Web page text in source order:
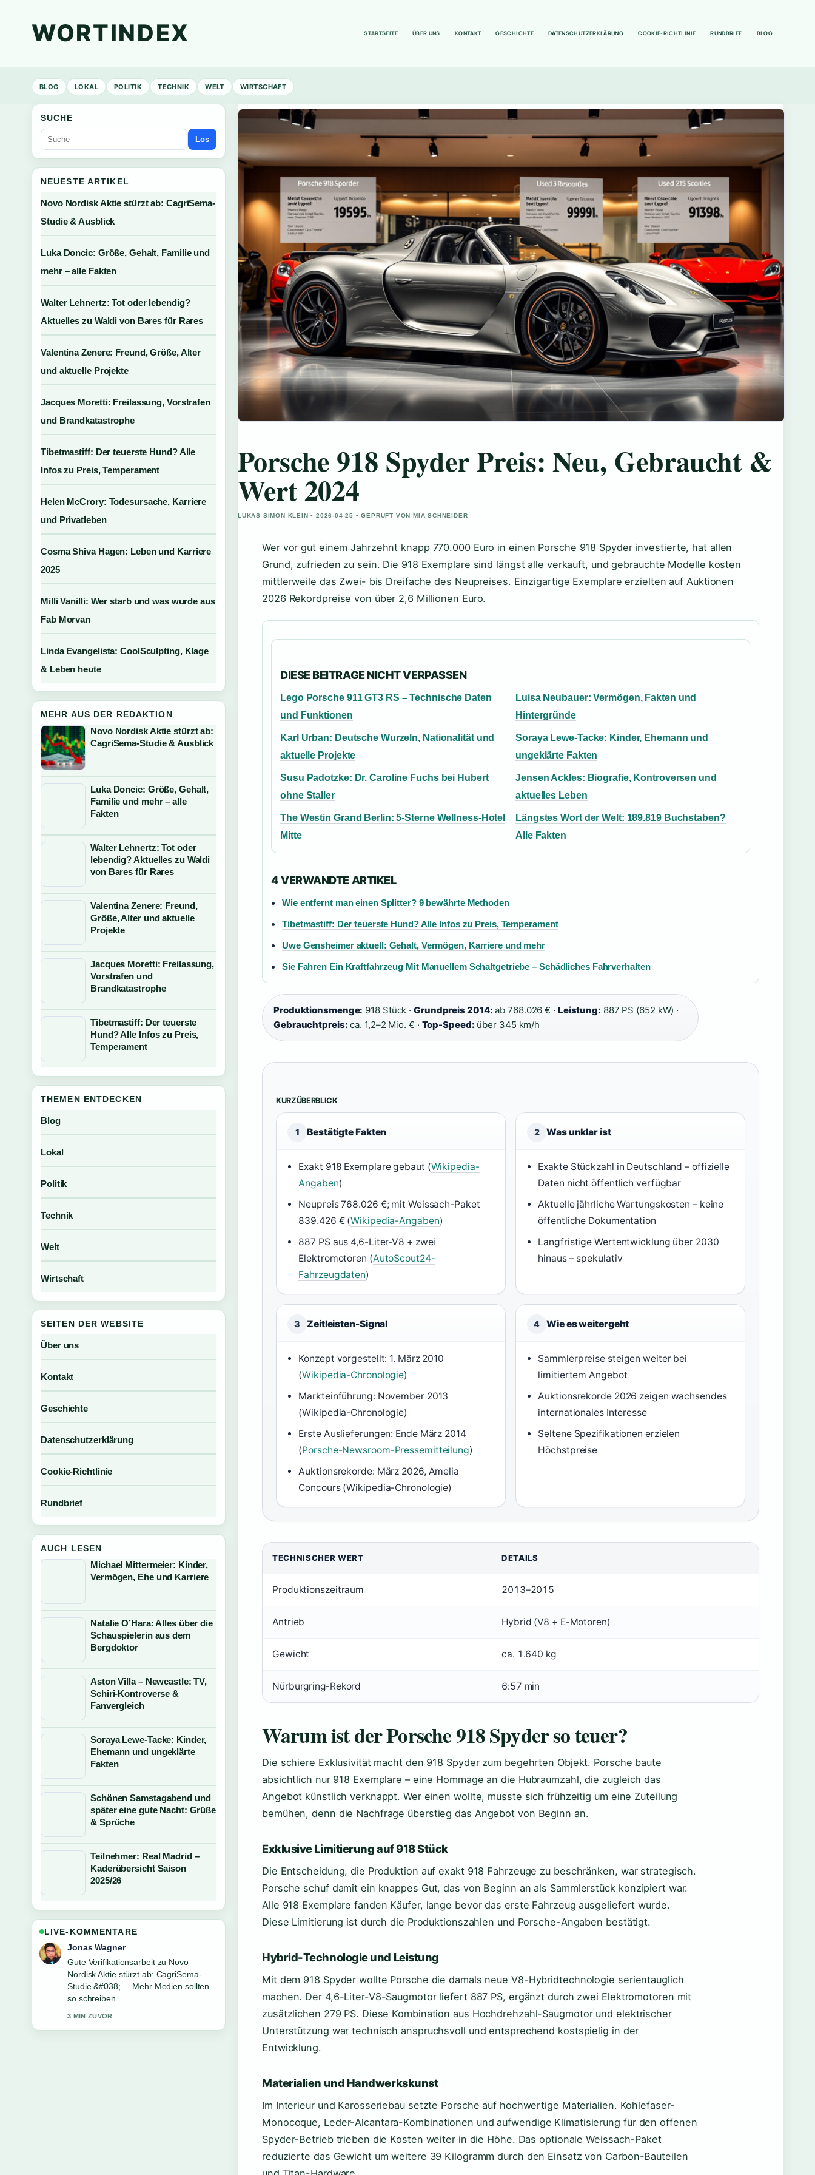
WORTINDEX STARTSEITE ÜBER UNS KONTAKT GESCHICHTE DATENSCHUTZERKLÄRUNG COOKIE-RICHTLINIE RUNDBRIEF BLOG
BLOG LOKAL POLITIK TECHNIK WELT WIRTSCHAFT
Porsche 918 Spyder Preis: Neu, Gebraucht &
Wert 2024
LUKAS SIMON KLEIN • 2026-04-25 • GEPRUFT VON MIA SCHNEIDER
Wer vor gut einem Jahrzehnt knapp 770.000 Euro in einen Porsche 918 Spyder investierte, hat allen
Grund, zufrieden zu sein. Die 918 Exemplare sind längst alle verkauft, und gebrauchte Modelle kosten
mittlerweile das Zwei- bis Dreifache des Neupreises. Einzigartige Exemplare erzielten auf Auktionen
2026 Rekordpreise von über 2,6 Millionen Euro.
DIESE BEITRAGE NICHT VERPASSEN
Lego Porsche 911 GT3 RS – Technische Daten
und Funktionen
Luisa Neubauer: Vermögen, Fakten und
Hintergründe
Karl Urban: Deutsche Wurzeln, Nationalität und
aktuelle Projekte
Soraya Lewe-Tacke: Kinder, Ehemann und
ungeklärte Fakten
Susu Padotzke: Dr. Caroline Fuchs bei Hubert
ohne Staller
Jensen Ackles: Biografie, Kontroversen und
aktuelles Leben
The Westin Grand Berlin: 5-Sterne Wellness-Hotel
Mitte
Längstes Wort der Welt: 189.819 Buchstaben?
Alle Fakten
4 VERWANDTE ARTIKEL
Wie entfernt man einen Splitter? 9 bewährte Methoden
Tibetmastiff: Der teuerste Hund? Alle Infos zu Preis, Temperament
Uwe Gensheimer aktuell: Gehalt, Vermögen, Karriere und mehr
Sie Fahren Ein Kraftfahrzeug Mit Manuellem Schaltgetriebe – Schädliches Fahrverhalten
Produktionsmenge: 918 Stück ·Grundpreis 2014: ab 768.026 € · Leistung: 887 PS (652 kW) ·
Gebrauchtpreis: ca. 1,2–2 Mio. € · Top-Speed: über 345 km/h
KURZÜBERBLICK
1 Bestätigte Fakten
Exakt 918 Exemplare gebaut (Wikipedia-
Angaben)
Neupreis 768.026 €; mit Weissach-Paket
839.426 € (Wikipedia-Angaben)
887 PS aus 4,6-Liter-V8 + zwei
Elektromotoren (AutoScout24-
Fahrzeugdaten)
2 Was unklar ist
Exakte Stückzahl in Deutschland – offizielle
Daten nicht öffentlich verfügbar
Aktuelle jährliche Wartungskosten – keine
öffentliche Dokumentation
Langfristige Wertentwicklung über 2030
hinaus – spekulativ
3 Zeitleisten-Signal
Konzept vorgestellt: 1. März 2010
(Wikipedia-Chronologie)
Markteinführung: November 2013
(Wikipedia-Chronologie)
Erste Auslieferungen: Ende März 2014
(Porsche-Newsroom-Pressemitteilung)
Auktionsrekorde: März 2026, Amelia
Concours (Wikipedia-Chronologie)
4 Wie es weitergeht
Sammlerpreise steigen weiter bei
limitiertem Angebot
Auktionsrekorde 2026 zeigen wachsendes
internationales Interesse
Seltene Spezifikationen erzielen
Höchstpreise
TECHNISCHER WERT DETAILS
Produktionszeitraum 2013–2015
Antrieb Hybrid (V8 + E-Motoren)
Gewicht ca. 1.640 kg
Nürburgring-Rekord 6:57 min
Warum ist der Porsche 918 Spyder so teuer?
Die schiere Exklusivität macht den 918 Spyder zum begehrten Objekt. Porsche baute
absichtlich nur 918 Exemplare – eine Hommage an die Hubraumzahl, die zugleich das
Angebot künstlich verknappt. Wer einen wollte, musste sich frühzeitig um eine Zuteilung
bemühen, denn die Nachfrage überstieg das Angebot von Beginn an.
Exklusive Limitierung auf 918 Stück
Die Entscheidung, die Produktion auf exakt 918 Fahrzeuge zu beschränken, war strategisch.
Porsche schuf damit ein knappes Gut, das von Beginn an als Sammlerstück konzipiert war.
Alle 918 Exemplare fanden Käufer, lange bevor das erste Fahrzeug ausgeliefert wurde.
Diese Limitierung ist durch die Produktionszahlen und Porsche-Angaben bestätigt.
Hybrid-Technologie und Leistung
Mit dem 918 Spyder wollte Porsche die damals neue V8-Hybridtechnologie serientauglich
machen. Der 4,6-Liter-V8-Saugmotor liefert 887 PS, ergänzt durch zwei Elektromotoren mit
zusätzlichen 279 PS. Diese Kombination aus Hochdrehzahl-Saugmotor und elektrischer
Unterstützung war technisch anspruchsvoll und entsprechend kostspielig in der
Entwicklung.
Materialien und Handwerkskunst
Im Interieur und Karosseriebau setzte Porsche auf hochwertige Materialien. Kohlefaser-
Monocoque, Leder-Alcantara-Kombinationen und aufwendige Klimatisierung für den offenen
Spyder-Betrieb trieben die Kosten weiter in die Höhe. Das optionale Weissach-Paket
reduzierte das Gewicht um weitere 39 Kilogramm durch den Einsatz von Carbon-Bauteilen
SUCHE
Los
NEUESTE ARTIKEL
Novo Nordisk Aktie stürzt ab: CagriSema-
Studie & Ausblick
Luka Doncic: Größe, Gehalt, Familie und
mehr – alle Fakten
Walter Lehnertz: Tot oder lebendig?
Aktuelles zu Waldi von Bares für Rares
Valentina Zenere: Freund, Größe, Alter
und aktuelle Projekte
Jacques Moretti: Freilassung, Vorstrafen
und Brandkatastrophe
Tibetmastiff: Der teuerste Hund? Alle
Infos zu Preis, Temperament
Helen McCrory: Todesursache, Karriere
und Privatleben
Cosma Shiva Hagen: Leben und Karriere
2025
Milli Vanilli: Wer starb und was wurde aus
Fab Morvan
Linda Evangelista: CoolSculpting, Klage
& Leben heute
MEHR AUS DER REDAKTION
Novo Nordisk Aktie stürzt ab:
CagriSema-Studie & Ausblick
Luka Doncic: Größe, Gehalt,
Familie und mehr – alle
Fakten
Walter Lehnertz: Tot oder
lebendig? Aktuelles zu Waldi
von Bares für Rares
Valentina Zenere: Freund,
Größe, Alter und aktuelle
Projekte
Jacques Moretti: Freilassung,
Vorstrafen und
Brandkatastrophe
Tibetmastiff: Der teuerste
Hund? Alle Infos zu Preis,
Temperament
THEMEN ENTDECKEN
Blog
Lokal
Politik
Technik
Welt
Wirtschaft
SEITEN DER WEBSITE
Über uns
Kontakt
Geschichte
Datenschutzerklärung
Cookie-Richtlinie
Rundbrief
AUCH LESEN
Michael Mittermeier: Kinder,
Vermögen, Ehe und Karriere
Natalie O’Hara: Alles über die
Schauspielerin aus dem
Bergdoktor
Aston Villa – Newcastle: TV,
Schiri-Kontroverse &
Fanvergleich
Soraya Lewe-Tacke: Kinder,
Ehemann und ungeklärte
Fakten
Schönen Samstagabend und
später eine gute Nacht: Grüße
& Sprüche
Teilnehmer: Real Madrid –
Kaderübersicht Saison
2025/26
LIVE-KOMMENTARE
Lena Schmidt
Starke Einordnung zu Luka Doncic:
Größe, Gehalt, Familie und mehr....
Das ist die klarste Zusammenfassung,
die ich heute gesehen habe.
5 MIN ZUVOR